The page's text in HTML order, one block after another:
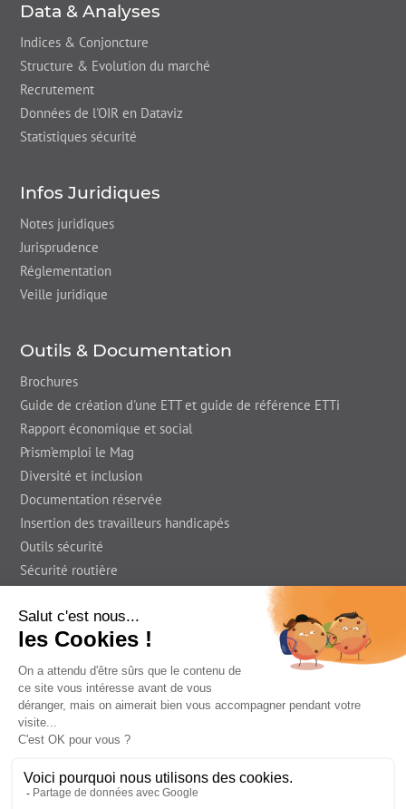
Data & Analyses
Indices & Conjoncture
Structure & Evolution du marché
Recrutement
Données de l'OIR en Dataviz
Statistiques sécurité
Infos Juridiques
Notes juridiques
Jurisprudence
Réglementation
Veille juridique
Outils & Documentation
Brochures
Guide de création d'une ETT et guide de référence ETTi
Rapport économique et social
Prism’emploi le Mag
Diversité et inclusion
Documentation réservée
Insertion des travailleurs handicapés
Outils sécurité
Sécurité routière
En région
Foire Aux Questions
Prism'emploi le Blog
Informations légales
Déclaration d’accessibilité
Contact